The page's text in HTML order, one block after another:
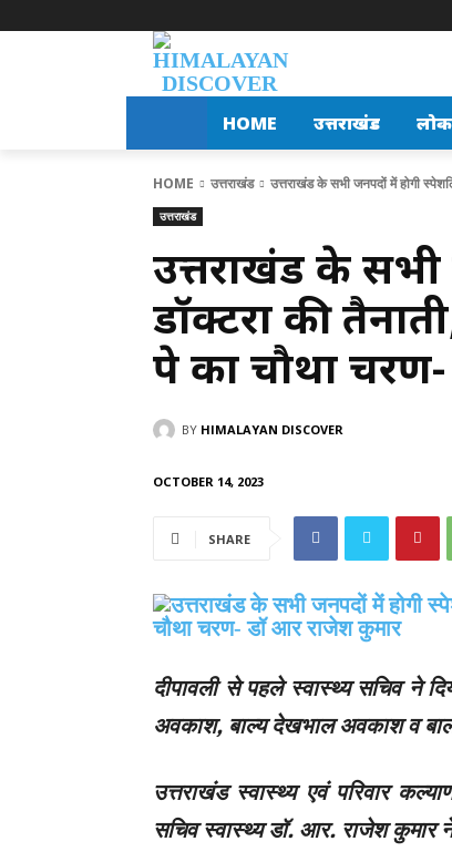
HOME उत्तराखंड
HOME उत्तराखंड उत्तराखंड के सभी जनपदों में होगी
उत्तराखंड
उत्तराखंड के सभी
डॉक्टरों की
पे का चौथा
BY HIMALAYAN DISCOVER
OCTOBER 14, 2023
SHARE
दीपावली से पहले स्वास्थ्य सचिव ने
अवकाश, बाल्य देखभाल अवकाश व
उत्तराखंड स्वास्थ्य एवं परिवार
सचिव स्वास्थ्य डॉ. आर. राजेश